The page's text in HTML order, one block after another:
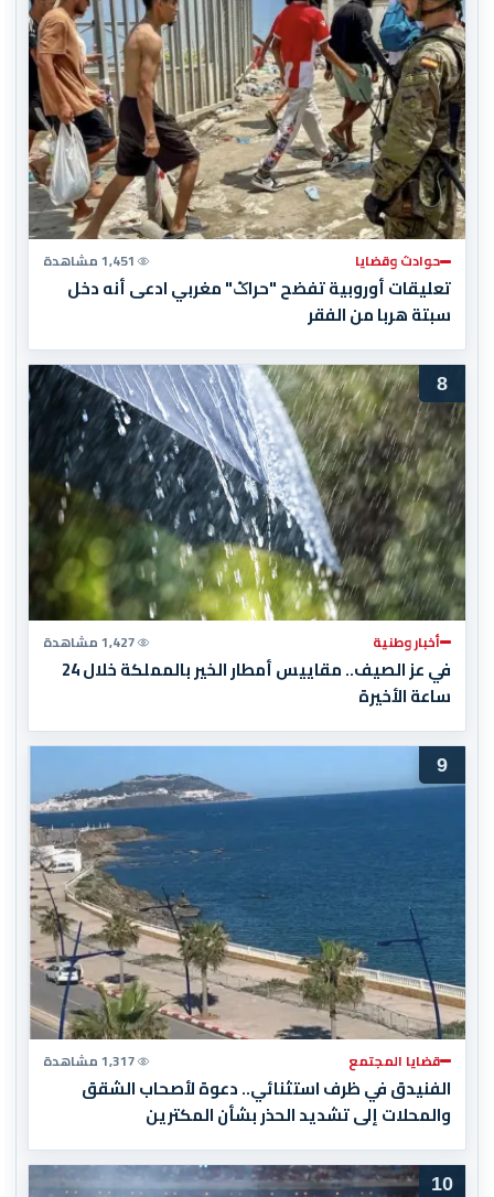
حوادث وقضايا 1,451 مشاهدة
تعليقات أوروبية تفضح "حراݣ" مغربي ادعى أنه دخل
سبتة هربا من الفقر
8
أخبار وطنية 1,427 مشاهدة
في عز الصيف.. مقاييس أمطار الخير بالمملكة خلال 24
ساعة الأخيرة
9
قضايا المجتمع 1,317 مشاهدة
الفنيدق في ظرف استثنائي.. دعوة لأصحاب الشقق
والمحلات إلى تشديد الحذر بشأن المكترين
10